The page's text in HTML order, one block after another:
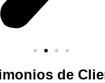
de